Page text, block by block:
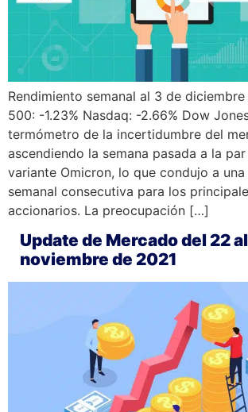
Rendimiento semanal al 3 de
500: -1.23% Nasdaq: -2.66% Dow
termómetro de la incertidumbre del
ascendiendo la semana pasada a la
variante Omicron, lo que condujo a
semanal consecutiva para los
accionarios. La preocupación […]
Update de Mercado del 22
noviembre de 2021